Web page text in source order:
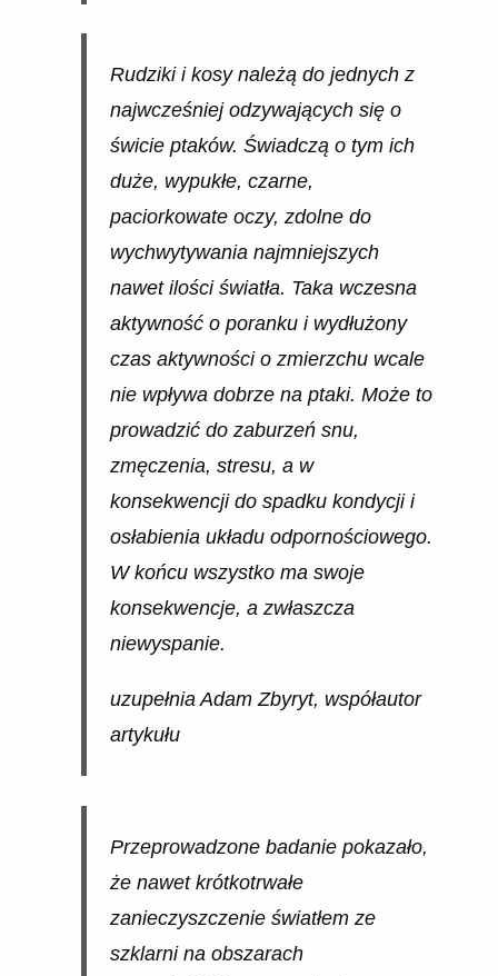
Rudziki i kosy należą do jednych z
najwcześniej odzywających się o
świcie ptaków. Świadczą o tym ich
duże, wypukłe, czarne,
paciorkowate oczy, zdolne do
wychwytywania najmniejszych
nawet ilości światła. Taka wczesna
aktywność o poranku i wydłużony
czas aktywności o zmierzchu wcale
nie wpływa dobrze na ptaki. Może to
prowadzić do zaburzeń snu,
zmęczenia, stresu, a w
konsekwencji do spadku kondycji i
osłabienia układu odpornościowego.
W końcu wszystko ma swoje
konsekwencje, a zwłaszcza
niewyspanie.
uzupełnia Adam Zbyryt, współautor
artykułu
Przeprowadzone badanie pokazało,
że nawet krótkotrwałe
zanieczyszczenie światłem ze
szklarni na obszarach